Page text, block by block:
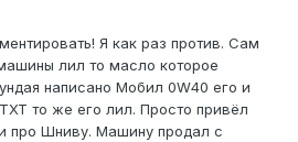
Я как раз против. Сам
лил то масло которое
написано Мобил 0W40 его и
то же его лил. Просто привёл
про Шниву. Машину продал с